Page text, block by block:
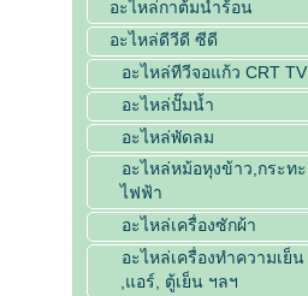
อะไหล่กาต้มน้ำร้อน
อะไหล่ดีวีดี ซีดี
อะไหล่ทีวีจอแก้ว CRT TV
อะไหล่ปั๊มน้ำ
อะไหล่พัดลม
อะไหล่หม้อหุงข้าว,กระทะ
ไฟฟ้า
อะไหล่เครื่องซักผ้า
อะไหล่เครื่องทำความเย็น
,แอร์, ตู้เย็น ฯลฯ